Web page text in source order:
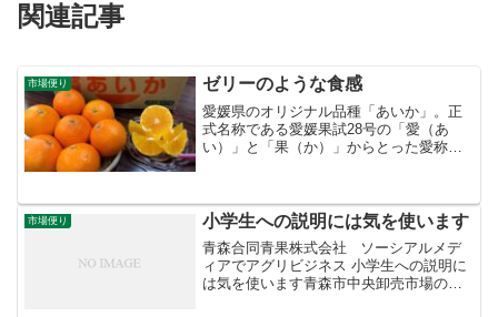
関連記事
市場便り ゼリーのような食感
愛媛県のオリジナル品種「あいか」。正
式名称である愛媛果試28号の「愛（あ
い）」と「果（か）」からとった愛称で
市場便り 小学生への説明には気を使います
青森合同青果株式会社 ソーシアルメデ
ィアでアグリビジネス 小学生への説明に
は気を使います青森市中央卸売市場の施